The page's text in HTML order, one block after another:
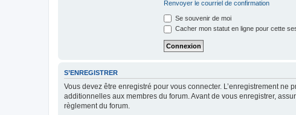
Renvoyer le courriel de confirmation
Se souvenir de moi
Cacher mon statut en ligne pour cette
S’ENREGISTRER
Vous devez être enregistré pour vous connecter. L’enregistrement
additionnelles aux membres du forum. Avant de vous enregistrer,
règlement du forum.